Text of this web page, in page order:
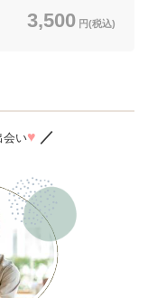
3,500 円(税込)
会い♥ ／